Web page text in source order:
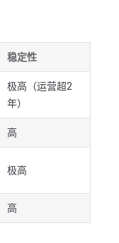
稳定性
极高（运营超2
年）
高
极高
高